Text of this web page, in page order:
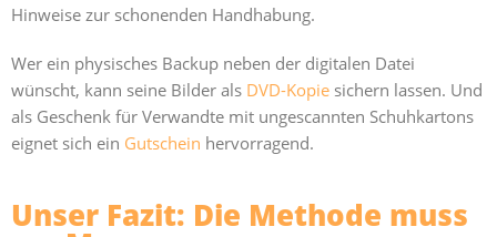
Hinweise zur schonenden Handhabung.
Wer ein physisches Backup neben der digitalen Datei
wünscht, kann seine Bilder als DVD-Kopie sichern lassen. Und
als Geschenk für Verwandte mit ungescannten Schuhkartons
eignet sich ein Gutschein hervorragend.
Unser Fazit: Die Methode muss